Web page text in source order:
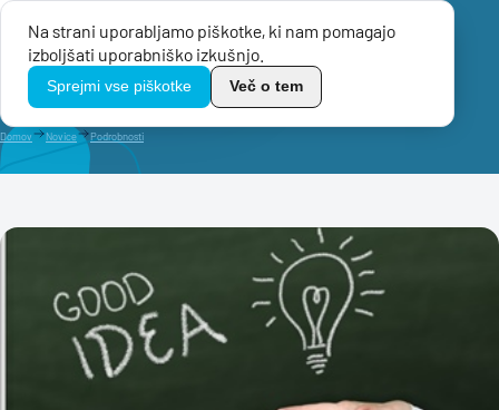
Na strani uporabljamo piškotke, ki nam pomagajo
izboljšati uporabniško izkušnjo.
Sprejmi vse piškotke Več o tem
TikoPro
Menu
Domov Novice Podrobnosti